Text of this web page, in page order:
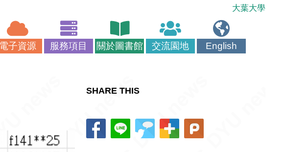
電子資源 服務項目 關於圖書館 交流園地 English
大葉大學
SHARE THIS